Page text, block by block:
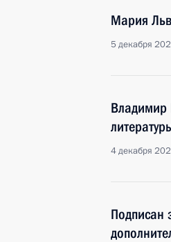
Мария
5 декабря
Владимир
4 декабря
Подписан